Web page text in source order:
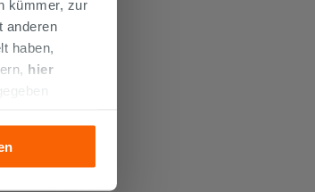
kümmer, zur
anderen
haben,
hier